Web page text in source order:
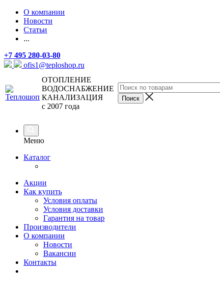
О компании
Новости
Статьи
...
+7 495 280-03-80
ofis1@teploshop.ru
ОТОПЛЕНИЕ
ВОДОСНАБЖЕНИЕ
КАНАЛИЗАЦИЯ
с 2007 года
Меню
Каталог
Акции
Как купить
Условия оплаты
Условия доставки
Гарантия на товар
Производители
О компании
Новости
Вакансии
Контакты